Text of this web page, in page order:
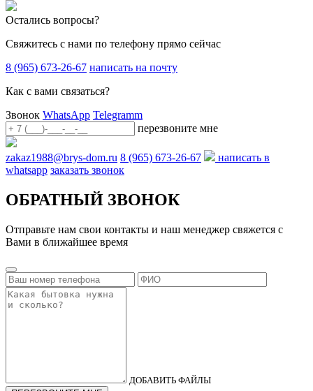
Остались вопросы?
Свяжитесь с нами по телефону прямо сейчас
8 (965) 673-26-67 написать на почту
Как с вами связаться?
Звонок WhatsApp Telegramm
перезвоните мне
zakaz1988@brys-dom.ru 8 (965) 673-26-67
написать в
whatsapp заказать звонок
ОБРАТНЫЙ ЗВОНОК
Отправьте нам свои контакты и наш менеджер свяжется с
Вами в ближайшее время
ДОБАВИТЬ ФАЙЛЫ